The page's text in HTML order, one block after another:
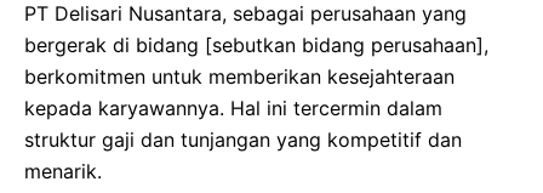
PT Delisari Nusantara, sebagai perusahaan yang
bergerak di bidang [sebutkan bidang perusahaan],
berkomitmen untuk memberikan kesejahteraan
kepada karyawannya. Hal ini tercermin dalam
struktur gaji dan tunjangan yang kompetitif dan
menarik.